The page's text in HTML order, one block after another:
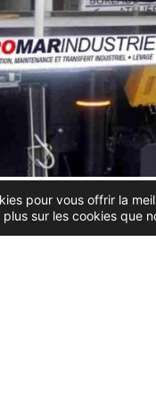
pour vous offrir la
sur les cookies que